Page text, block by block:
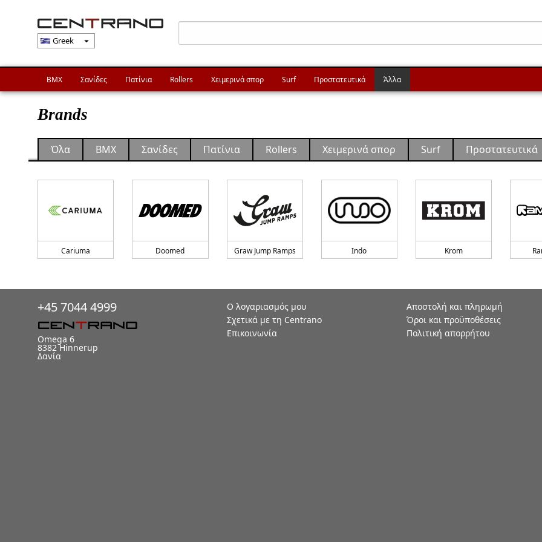
Greek arrow_drop_down
BMX Σανίδες Πατίνια Rollers Χειμερινά σπορ Surf Προστατευτικά Άλλα
Brands
Όλα BMX Σανίδες Πατίνια Rollers Χειμερινά σπορ Surf Προστατευτικά
Cariuma Doomed Graw Jump Ramps Indo Krom
+45 7044 4999
Omega 6
8382 Hinnerup
Δανία
Ο λογαριασμός μου
Σχετικά με τη Centrano
Επικοινωνία
Αποστολή και πληρωμή
Όροι και προϋποθέσεις
Πολιτική απορρήτου